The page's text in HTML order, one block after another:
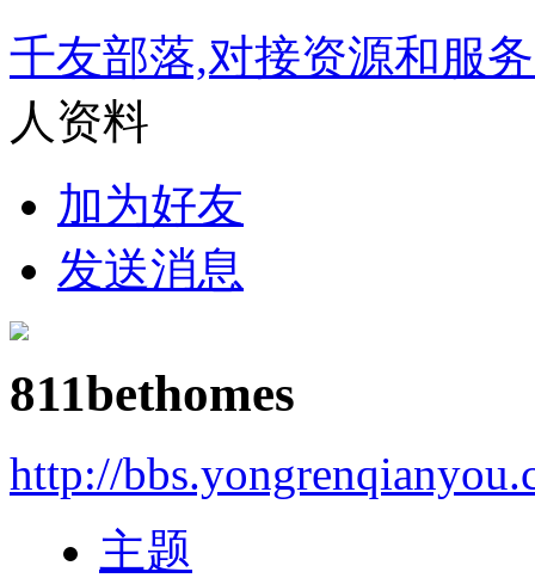
千友部落,对接资源和服
人资料
加为好友
发送消息
811bethomes
http://
主题